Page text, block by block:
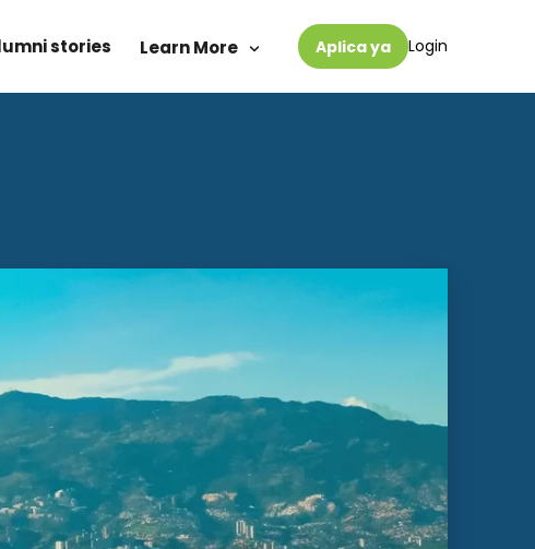
stories Learn More Aplica ya Login